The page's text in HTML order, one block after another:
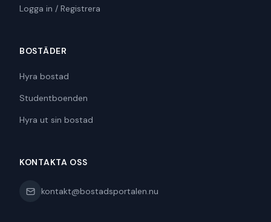
Logga in / Registrera
BOSTÄDER
Hyra bostad
Studentboenden
Hyra ut sin bostad
KONTAKTA OSS
kontakt@bostadsportalen.nu